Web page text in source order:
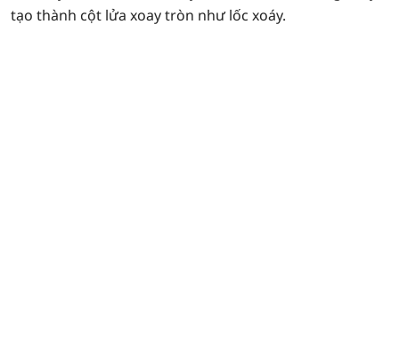
tạo thành cột lửa xoay tròn như lốc xoáy.